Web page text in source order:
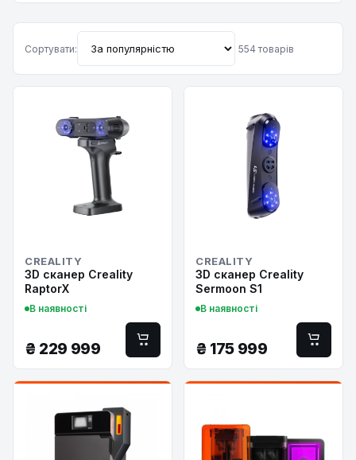
Сортувати: 554 товарів
CREALITY
3D сканер Creality
RaptorX
В наявності
₴ 229 999
CREALITY
3D сканер Creality
Sermoon S1
В наявності
₴ 175 999